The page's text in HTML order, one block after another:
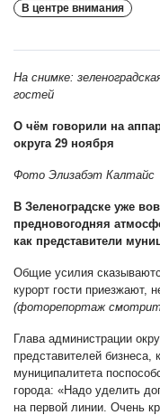
В центре внимания
На снимке:
гостей
О чём говорили на
округа 29 ноября
Фото Элизабэт Калтайс
В Зеленоградске уже
предновогодняя
как представители
Общие усилия
курорт гости приезжают,
(фоторепортаж
Глава администрации
представителей бизнеса,
муниципалитета
города: «Надо уделить
на первой линии. Очень